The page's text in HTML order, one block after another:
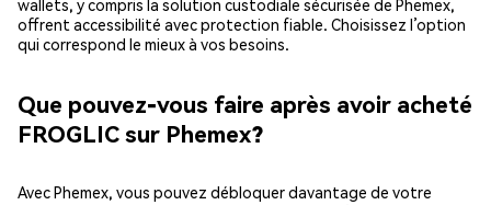
wallets, y compris la solution custodiale sécurisée de Phemex,
offrent accessibilité avec protection fiable. Choisissez l’option
qui correspond le mieux à vos besoins.
Que pouvez-vous faire après avoir acheté
FROGLIC sur Phemex?
Avec Phemex, vous pouvez débloquer davantage de votre